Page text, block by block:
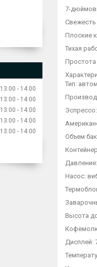
7-
Плоские
Тихая
Простота
Тип:
Объем
Насос:
Высота
Дисплей:
13:00
14:00
13:00
14:00
13:00
14:00
13:00
14:00
13:00
14:00